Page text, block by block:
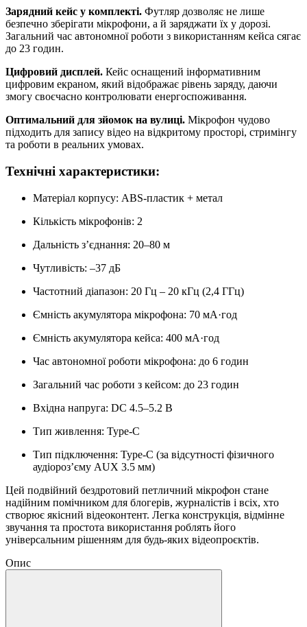
Зарядний кейс у комплекті. Футляр дозволяє не лише
безпечно зберігати мікрофони, а й заряджати їх у дорозі.
Загальний час автономної роботи з використанням кейса сягає
до 23 годин.
Цифровий дисплей. Кейс оснащений інформативним
цифровим екраном, який відображає рівень заряду, даючи
змогу своєчасно контролювати енергоспоживання.
Оптимальний для зйомок на вулиці. Мікрофон чудово
підходить для запису відео на відкритому просторі, стримінгу
та роботи в реальних умовах.
Технічні характеристики:
Матеріал корпусу: ABS-пластик + метал
Кількість мікрофонів: 2
Дальність з’єднання: 20–80 м
Чутливість: –37 дБ
Частотний діапазон: 20 Гц – 20 кГц (2,4 ГГц)
Ємність акумулятора мікрофона: 70 мА·год
Ємність акумулятора кейса: 400 мА·год
Час автономної роботи мікрофона: до 6 годин
Загальний час роботи з кейсом: до 23 годин
Вхідна напруга: DC 4.5–5.2 В
Тип живлення: Type-C
Тип підключення: Type-C (за відсутності фізичного
аудіороз’єму AUX 3.5 мм)
Цей подвійний бездротовий петличний мікрофон стане
надійним помічником для блогерів, журналістів і всіх, хто
створює якісний відеоконтент. Легка конструкція, відмінне
звучання та простота використання роблять його
універсальним рішенням для будь-яких відеопроєктів.
Опис